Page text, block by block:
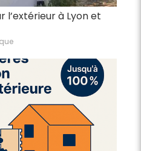
l’extérieur à Lyon et